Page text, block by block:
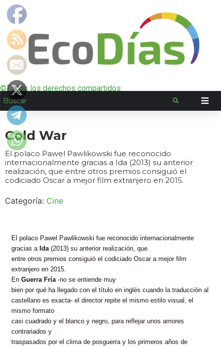
©Todos los derechos compartidos
Cold War
El polaco Pawel Pawlikowski fue reconocido
internacionalmente gracias a Ida (2013) su anterior
realización, que entre otros premios consiguió el
codiciado Oscar a mejor film extranjero en 2015.
Categoría: Cine
El polaco Pawel Pawlikowski fue reconocido internacionalmente
gracias a Ida(2013) su anterior realización, que
entre otros premios consiguió el codiciado Oscar a mejor film
extranjero en 2015.
En Guerra Fría-no se entiende muy
bien por qué ha llegado con el título en inglés cuando la traducción al
castellano es exacta- el director repite el mismo estilo visual, el
mismo formato
casi cuadrado y el blanco y negro, para reflejar unos amores
contrariados y
traspasados por el clima de posguerra y los primeros años de